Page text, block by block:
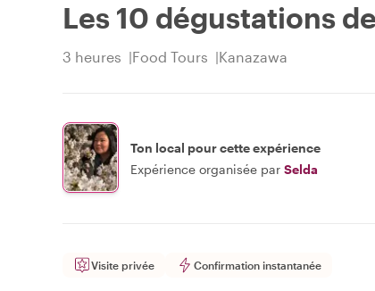
Les 10 dégustations
3 heures Food Tours Kanazawa
Ton local pour cette expérience
Expérience organisée par Selda
Visite privée Confirmation instantanée